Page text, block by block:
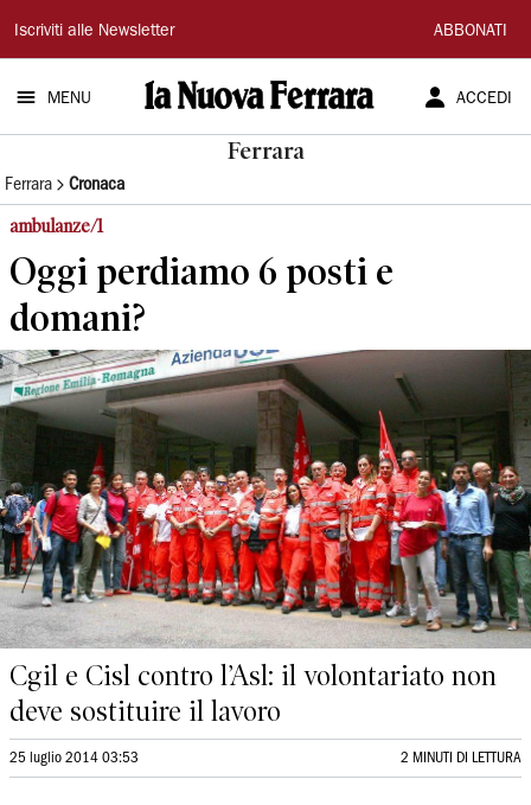
La
Nuova
Ferrara
Iscriviti alle Newsletter ABBONATI
MENU ACCEDI
Ferrara
Ferrara Cronaca
ambulanze/1
Oggi perdiamo 6 posti e
domani?
Cgil e Cisl contro l’Asl: il volontariato non
deve sostituire il lavoro
25 luglio 2014 03:53 2 MINUTI DI LETTURA